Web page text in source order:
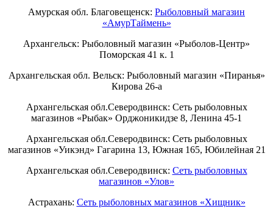
Амурская обл. Благовещенск: Рыболовный магазин
«АмурТаймень»
Архангельск: Рыболовный магазин «Рыболов-Центр»
Поморская 41 к. 1
Архангельская обл. Вельск: Рыболовный магазин «Пиранья»
Кирова 26-а
Архангельская обл.Северодвинск: Сеть рыболовных
магазинов «Рыбак» Орджоникидзе 8, Ленина 45-1
Архангельская обл.Северодвинск: Сеть рыболовных
магазинов «Уикэнд» Гагарина 13, Южная 165, Юбилейная 21
Архангельская обл.Северодвинск: Сеть рыболовных
магазинов «Улов»
Астрахань: Сеть рыболовных магазинов «Хищник»